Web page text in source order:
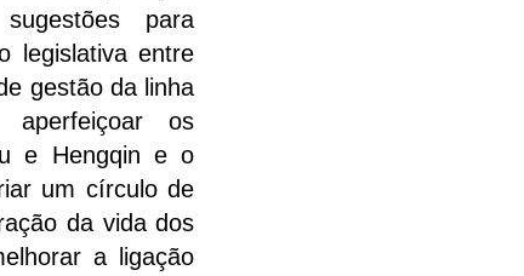
para
legislativa entre
gestão da linha
os
e Hengqin e o
um círculo de
da vida dos
a ligação